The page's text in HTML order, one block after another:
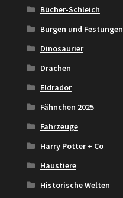
Bücher-Schleich
Burgen und Festungen
Dinosaurier
Drachen
Eldrador
Fähnchen 2025
Fahrzeuge
Harry Potter + Co
Haustiere
Historische Welten